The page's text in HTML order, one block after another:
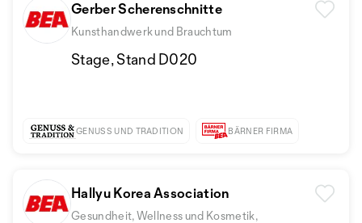
Gerber Scherenschnitte
Kunsthandwerk und Brauchtum
Stage, Stand D020
GENUSS UND TRADITION BÄRNER FIRMA
Hallyu Korea Association
Gesundheit, Wellness und Kosmetik,